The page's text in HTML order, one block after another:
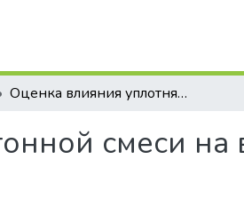
Оценка влияния уплотняемой бетонной смеси на выбор режимов рабочего органа вибромашины
смеси